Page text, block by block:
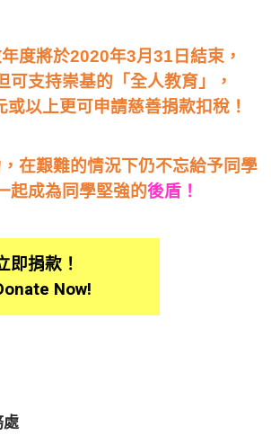
度將於2020年3月31日結束，
可支持崇基的「全人教育」，
以上更可申請慈善捐款扣稅！
在艱難的情況下仍不忘給予同學
起成為同學堅強的後盾！
即捐款！
Now!